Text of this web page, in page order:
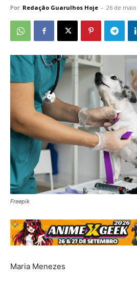
Por Redação Guarulhos Hoje - 26 de
Freepik
Maria Menezes